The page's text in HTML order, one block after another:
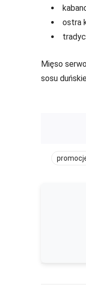
ostra
Mięso
sosu